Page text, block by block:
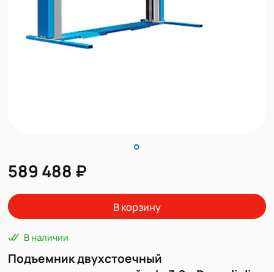
589 488 ₽
В корзину
В наличии
Подъемник двухстоечный